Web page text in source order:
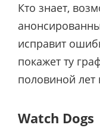
Кто знает,
исправит
покажет ту
половиной лет
Watch Dogs